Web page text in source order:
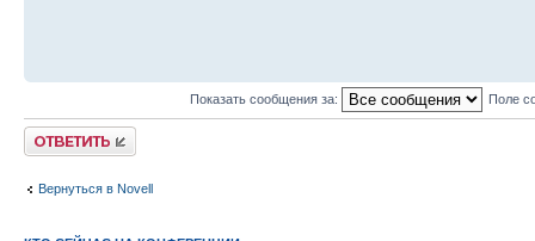
Показать сообщения за: Поле
Ответить
Вернуться в Novell